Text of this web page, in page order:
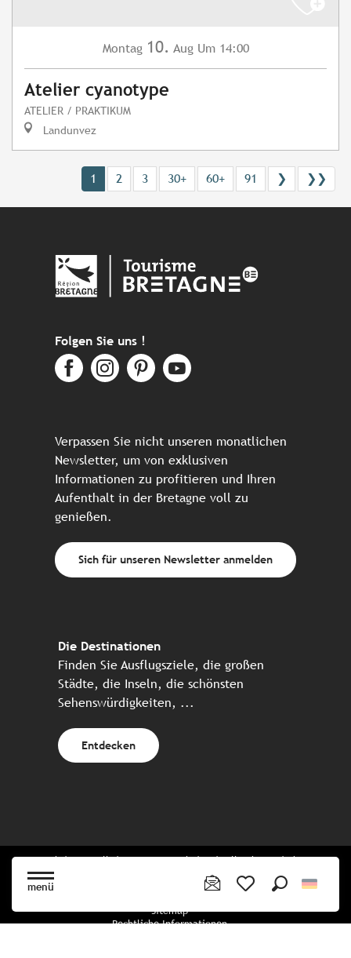
menü
Montag 10. Aug Um 14:00
Atelier cyanotype
ATELIER / PRAKTIKUM
Landunvez
1 2 3 30+ 60+ 91 ❯ ❯❯
Folgen Sie uns !
Verpassen Sie nicht unseren monatlichen
Newsletter, um von exklusiven
Informationen zu profitieren und Ihren
Aufenthalt in der Bretagne voll zu
genießen.
Sich für unseren Newsletter anmelden
Die Destinationen
Finden Sie Ausflugsziele, die großen
Städte, die Inseln, die schönsten
Sehenswürdigkeiten, ...
Entdecken
Website erstellt in Zusammenarbeit mit allen bretonischen
Tourismuspartnern
Sitemap
Rechtliche Informationen